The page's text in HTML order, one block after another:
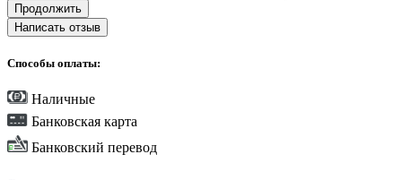
Продолжить
Написать отзыв
Способы оплаты:
Наличные
Банковская карта
Банковский перевод